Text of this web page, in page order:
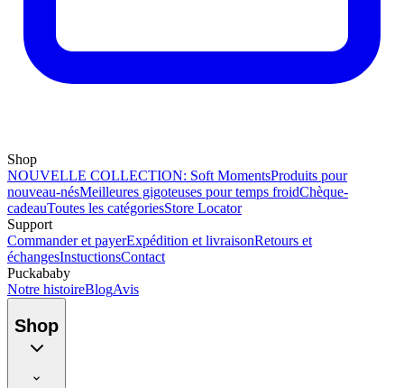
Shop
NOUVELLE COLLECTION: Soft MomentsProduits pour
nouveau-nésMeilleures gigoteuses pour temps froidChèque-
cadeauToutes les catégoriesStore Locator
Support
Commander et payerExpédition et livraisonRetours et
échangesInstuctionsContact
Puckababy
Notre histoireBlogAvis
Shop